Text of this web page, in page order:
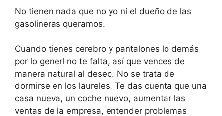
No tienen nada que no yo ni el dueño de las
gasolineras queramos.
Cuando tienes cerebro y pantalones lo demás
por lo generl no te falta, así que vences de
manera natural al deseo. No se trata de
dormirse en los laureles. Te das cuenta que una
casa nueva, un coche nuevo, aumentar las
ventas de la empresa, entender problemas